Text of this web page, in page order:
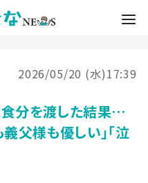
2026/05/20 (水)17:39
食分を渡した結果…
義父様も優しい」「泣